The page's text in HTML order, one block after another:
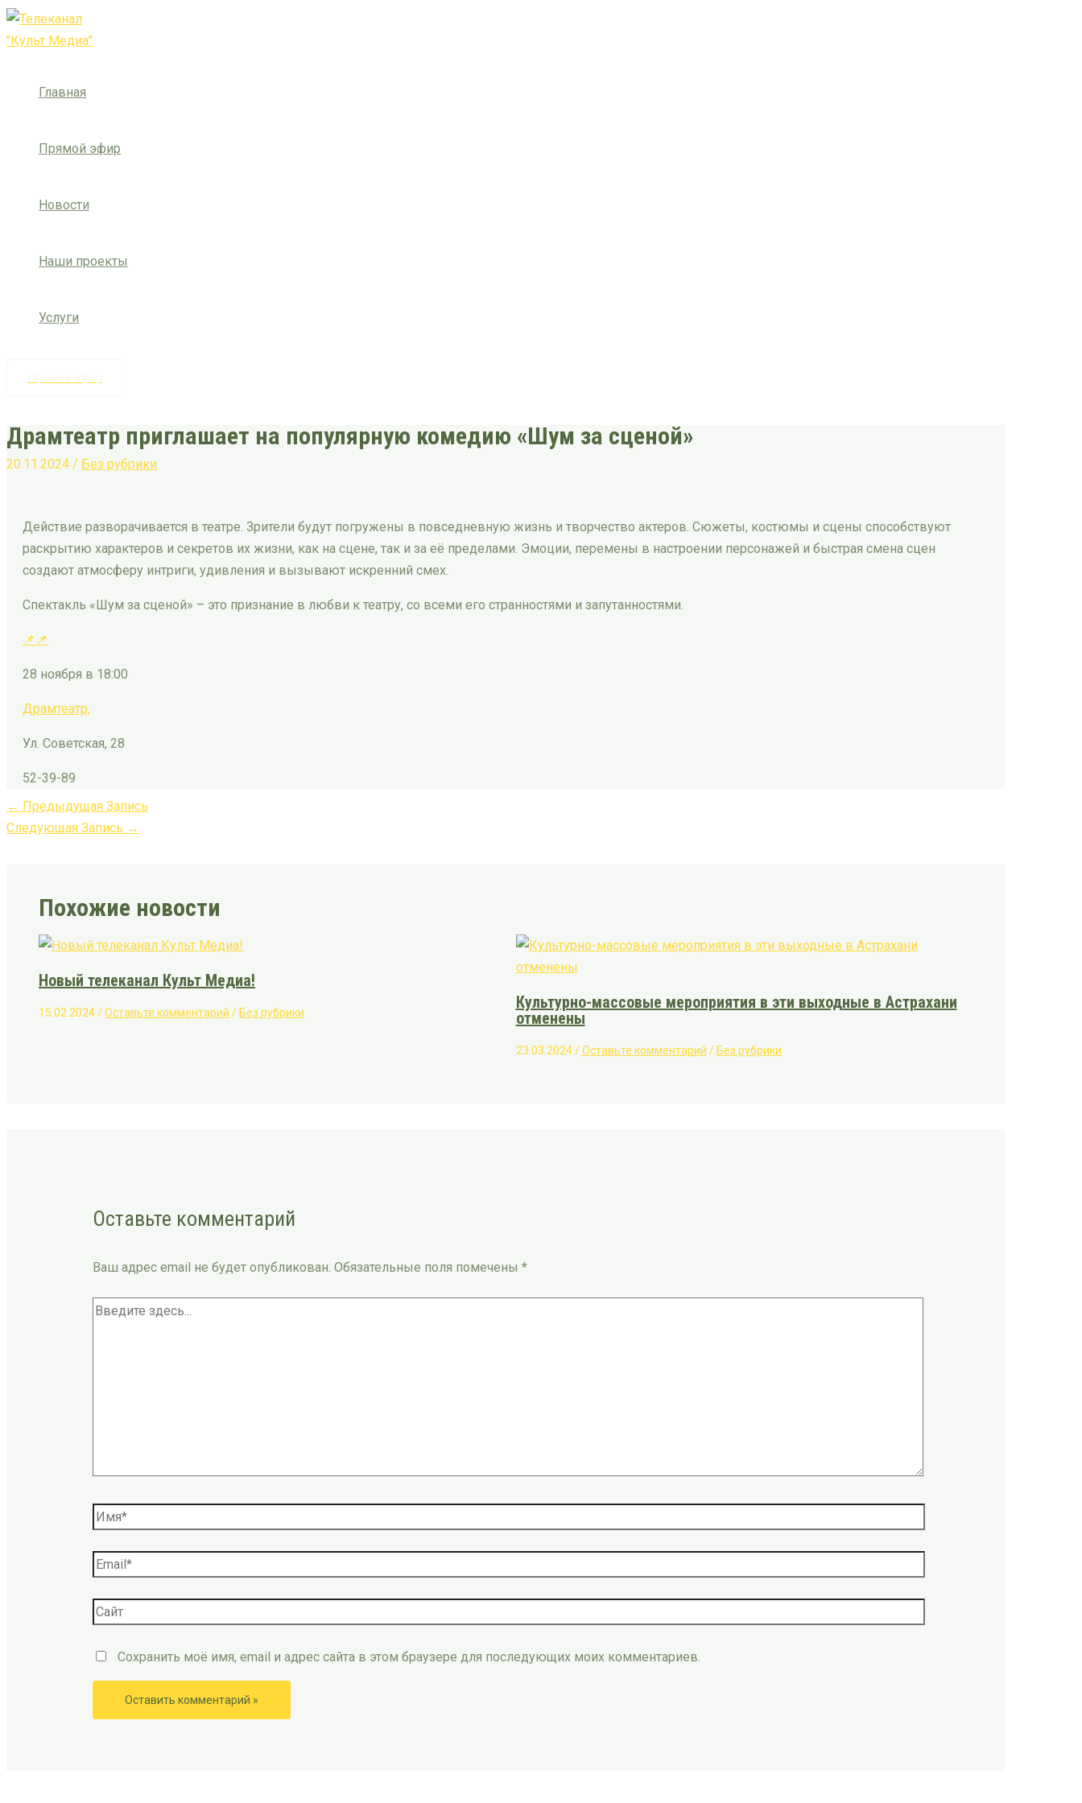
Перейти
к
Главная
Прямой эфир
Новости
Наши проекты
Услуги
Драмтеатр приглашает на популярную комедию «Шум за сценой»
20.11.2024 / Без рубрики
Действие разворачивается в театре. Зрители будут погружены в повседневную жизнь и творчество актеров. Сюжеты, костюмы и сцены способствуют
раскрытию характеров и секретов их жизни, как на сцене, так и за её пределами. Эмоции, перемены в настроении персонажей и быстрая смена сцен
создают атмосферу интриги, удивления и вызывают искренний смех.
Спектакль «Шум за сценой» – это признание в любви к театру, со всеми его странностями и запутанностями.
📌 📌
28 ноября в 18:00
Драмтеатр,
Ул. Советская, 28
52-39-89
Post
navigation
← Предыдущая Запись
Следующая Запись →
Похожие новости
Новый телеканал Культ Медиа!
15.02.2024/Оставьте комментарий / Без рубрики
Культурно-массовые мероприятия в эти выходные в Астрахани
отменены
23.03.2024/Оставьте комментарий / Без рубрики
Оставьте комментарий
Ваш адрес email не будет опубликован. Обязательные поля помечены *
здесь...
Сохранить моё имя, email и адрес сайта в этом браузере для последующих моих комментариев.